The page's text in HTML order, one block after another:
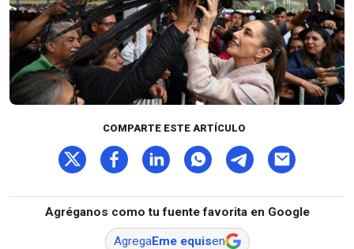
COMPARTE ESTE ARTÍCULO
Agréganos como tu fuente favorita en Google
AgregaEme equisen